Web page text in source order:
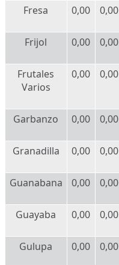
Fresa 0,00 0,00
Frijol 0,00 0,00
Frutales
Varios
0,00 0,00
Garbanzo 0,00 0,00
Granadilla 0,00 0,00
Guanabana 0,00 0,00
Guayaba 0,00 0,00
Gulupa 0,00 0,00